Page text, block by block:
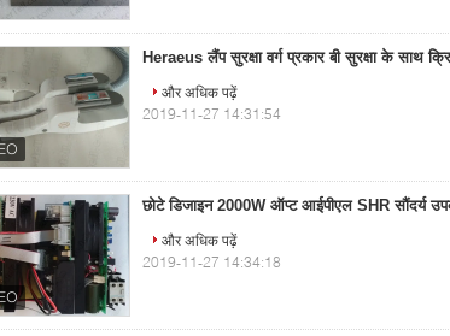
Heraeus लैंप सुरक्षा वर्ग प्रकार बी सुरक्षा के साथ
और अधिक पढ़ें
2019-11-27 14:31:54
छोटे डिजाइन 2000W ऑप्ट आईपीएल SHR सौंदर्य
और अधिक पढ़ें
2019-11-27 14:34:18